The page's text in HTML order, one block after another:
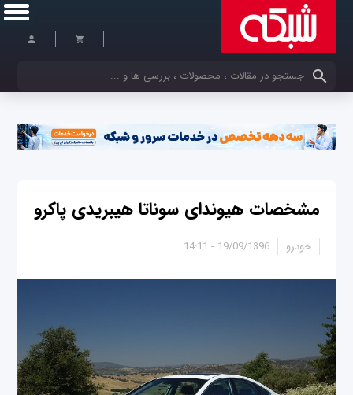
کلمات کلیدی خود را وارد کنید
مشخصات هیوندای سوناتا هیبریدی پاکرو
19/09/1396 - 14:11 خودرو